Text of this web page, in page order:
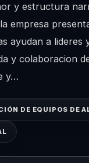
y estructura
empresa
ayudan a lideres
y colaboracion
y…
DE EQUIPOS DE